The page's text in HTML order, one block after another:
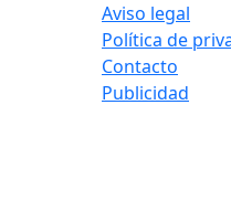
Aviso legal
Política de
Contacto
Publicidad